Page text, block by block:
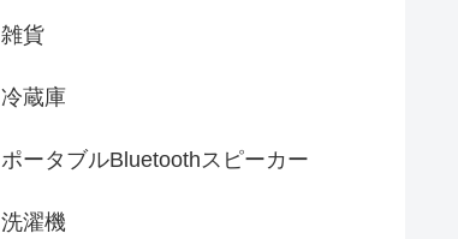
雑貨
冷蔵庫
ポータブルBluetoothスピーカー
洗濯機